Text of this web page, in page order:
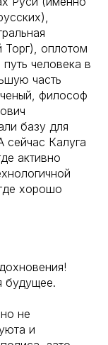
Торг), оплотом
человека в
часть
философ
базу для
сейчас Калуга
активно
хорошо
будущее.
не
и